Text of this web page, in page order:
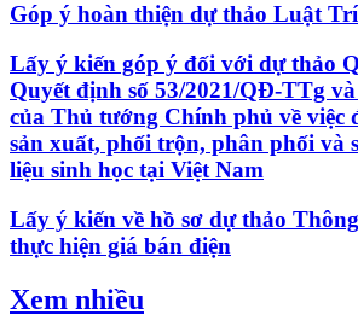
Góp ý hoàn thiện dự thảo Luật
Lấy ý kiến góp ý đối với dự thảo
Quyết định số 53/2021/QĐ-TTg
của Thủ tướng Chính phủ về việc
sản xuất, phối trộn, phân phối và
liệu sinh học tại Việt Nam
Lấy ý kiến về hồ sơ dự thảo
thực hiện giá bán điện
Xem nhiều